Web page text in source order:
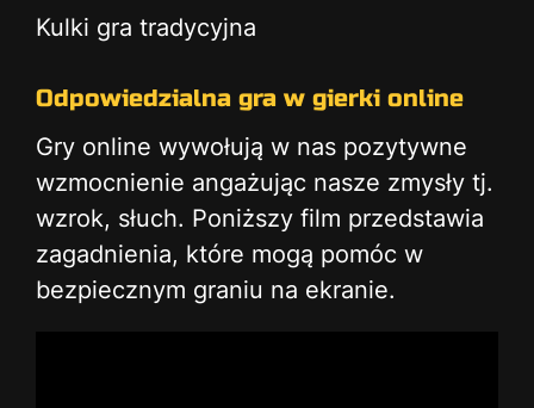
Kulki gra tradycyjna
Odpowiedzialna gra w gierki online
Gry online wywołują w nas pozytywne
wzmocnienie angażując nasze zmysły tj.
wzrok, słuch. Poniższy film przedstawia
zagadnienia, które mogą pomóc w
bezpiecznym graniu na ekranie.